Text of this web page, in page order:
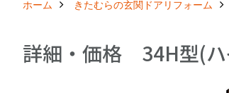
ホーム きたむらの玄関ドアリフォーム
詳細・価格 34H型(ハ